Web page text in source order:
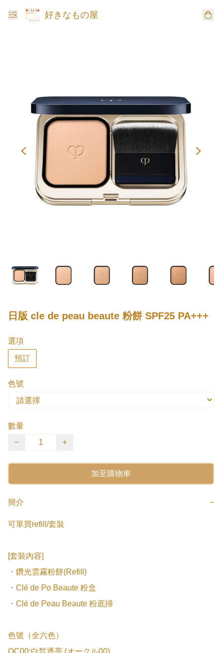
好きなもの屋
日版 cle de peau beaute 粉餅 SPF25 PA+++
選項
預訂
色號
數量
−
+
加至購物車
簡介 −
可單買refill/套裝
[套裝內容]
・鑽光雲霧粉餅(Refill)
・Clé de Po Beaute 粉盒
・Clé de Peau Beaute 粉底掃
色號（全六色）